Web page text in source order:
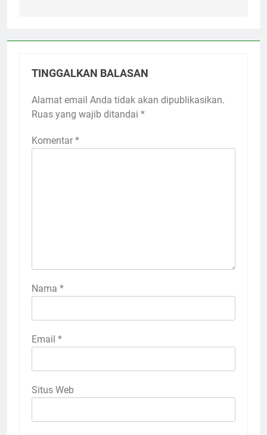
TINGGALKAN BALASAN
Alamat email Anda tidak akan dipublikasikan.
Ruas yang wajib ditandai *
Komentar *
Nama *
Email *
Situs Web